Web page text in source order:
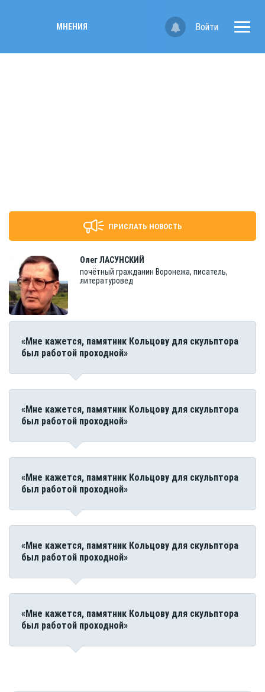
МНЕНИЯ Войти
ПРИСЛАТЬ НОВОСТЬ
ОлегЛАСУНСКИЙ
почётный гражданин Воронежа, писатель,
литературовед
«Мне кажется, памятник Кольцову для скульптора
был работой проходной»
«Мне кажется, памятник Кольцову для скульптора
был работой проходной»
«Мне кажется, памятник Кольцову для скульптора
был работой проходной»
«Мне кажется, памятник Кольцову для скульптора
был работой проходной»
«Мне кажется, памятник Кольцову для скульптора
был работой проходной»